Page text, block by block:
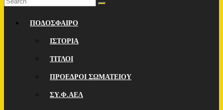
ΠΟΔΟΣΦΑΙΡΟ
ΙΣΤΟΡΙΑ
ΤΙΤΛΟΙ
ΠΡΟΕΔΡΟΙ ΣΩΜΑΤΕΙΟΥ
ΣΥ.Φ.ΑΕΛ